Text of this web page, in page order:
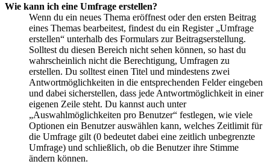
Wie kann ich eine Umfrage erstellen?
Wenn du ein neues Thema eröffnest oder den ersten Beitrag
eines Themas bearbeitest, findest du ein Register „Umfrage
erstellen“ unterhalb des Formulars zur Beitragserstellung.
Solltest du diesen Bereich nicht sehen können, so hast du
wahrscheinlich nicht die Berechtigung, Umfragen zu
erstellen. Du solltest einen Titel und mindestens zwei
Antwortmöglichkeiten in die entsprechenden Felder eingeben
und dabei sicherstellen, dass jede Antwortmöglichkeit in einer
eigenen Zeile steht. Du kannst auch unter
„Auswahlmöglichkeiten pro Benutzer“ festlegen, wie viele
Optionen ein Benutzer auswählen kann, welches Zeitlimit für
die Umfrage gilt (0 bedeutet dabei eine zeitlich unbegrenzte
Umfrage) und schließlich, ob die Benutzer ihre Stimme
ändern können.